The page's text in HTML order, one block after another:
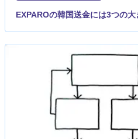
EXPAROの韓国送金には3つの